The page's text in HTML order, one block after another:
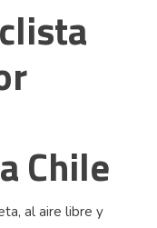
Chile